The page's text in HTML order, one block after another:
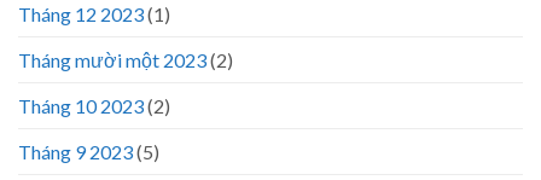
Tháng 12 2023(1)
Tháng mười một 2023(2)
Tháng 10 2023(2)
Tháng 9 2023(5)